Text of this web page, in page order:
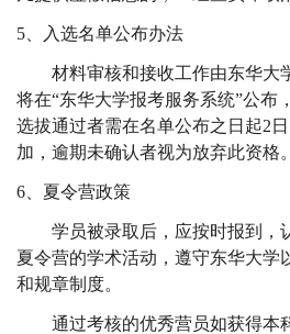
5 、入选名单公布办法
材料审核和接收工作由东华大
将在“东华大学报考服务系统”公布
选拔通过者需在名单公布之日起2
加，逾期未确认者视为放弃此资格。
6 、夏令营政策
学员被录取后，应按时报到，
夏令营的学术活动，遵守东华大学
和规章制度。
通过考核的优秀营员如获得本